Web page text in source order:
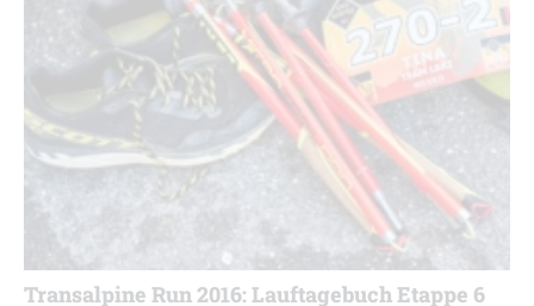
Transalpine Run 2016: Lauftagebuch Etappe 6